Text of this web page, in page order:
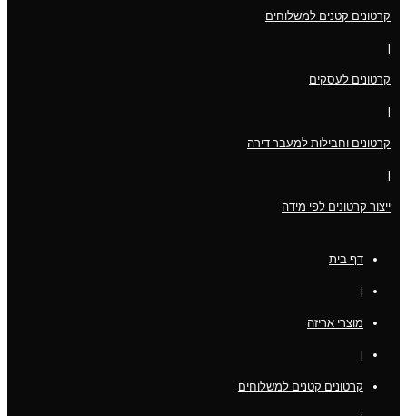
קרטונים קטנים למשלוחים
קרטונים לעסקים
קרטונים וחבילות למעבר דירה
ייצור קרטונים לפי מידה
דף בית
מוצרי אריזה
קרטונים קטנים למשלוחים